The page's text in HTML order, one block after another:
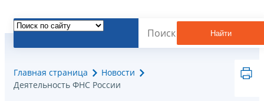
Найти
Главная страница
Новости
Деятельность ФНС России